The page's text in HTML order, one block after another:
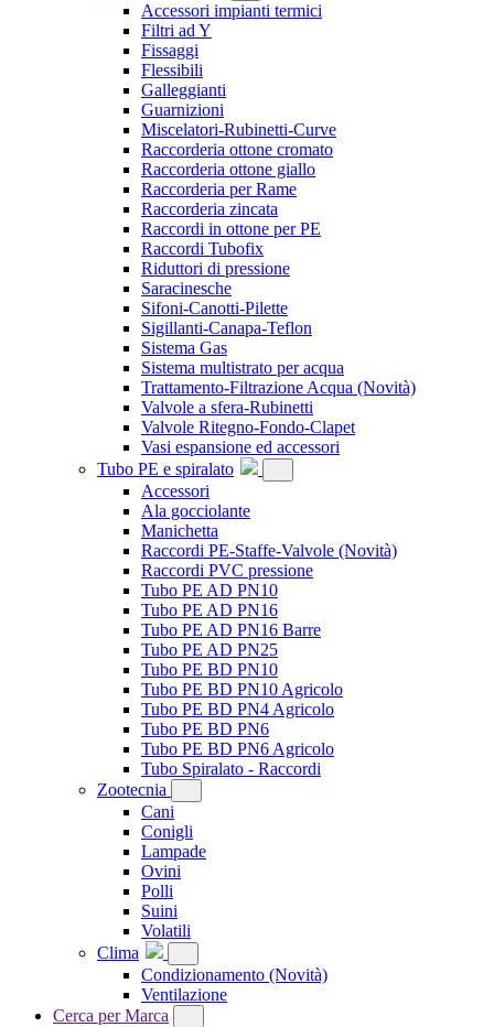
Accessori impianti termici
Filtri ad Y
Fissaggi
Flessibili
Galleggianti
Guarnizioni
Miscelatori-Rubinetti-Curve
Raccorderia ottone cromato
Raccorderia ottone giallo
Raccorderia per Rame
Raccorderia zincata
Raccordi in ottone per PE
Raccordi Tubofix
Riduttori di pressione
Saracinesche
Sifoni-Canotti-Pilette
Sigillanti-Canapa-Teflon
Sistema Gas
Sistema multistrato per acqua
Trattamento-Filtrazione Acqua (Novità)
Valvole a sfera-Rubinetti
Valvole Ritegno-Fondo-Clapet
Vasi espansione ed accessori
Tubo PE e spiralato
Accessori
Ala gocciolante
Manichetta
Raccordi PE-Staffe-Valvole (Novità)
Raccordi PVC pressione
Tubo PE AD PN10
Tubo PE AD PN16
Tubo PE AD PN16 Barre
Tubo PE AD PN25
Tubo PE BD PN10
Tubo PE BD PN10 Agricolo
Tubo PE BD PN4 Agricolo
Tubo PE BD PN6
Tubo PE BD PN6 Agricolo
Tubo Spiralato - Raccordi
Zootecnia
Cani
Conigli
Lampade
Ovini
Polli
Suini
Volatili
Clima
Condizionamento (Novità)
Ventilazione
Cerca per Marca